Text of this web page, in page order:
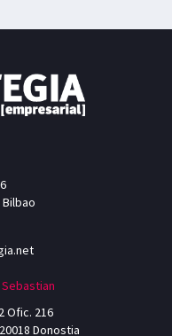
Bilbao
Ofic. 216
Donostia